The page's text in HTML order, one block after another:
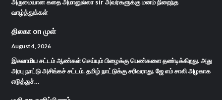
அருமையான கதை அமானுல்லா sir அவர்களுக்கு மனம் நிறைந்த
வாழ்த்துக்கள்
திலகா on முள்
August 4, 2026
இசுலாமிய சட்டம் ஆண்கள் செய்யும் பிழைக்கு பெண்களை தண்டிக்கிறது. அது
அரபு நாட்டு அசிங்கச் சட்டம். தமிழ் நாட்டுக்கு சரிவராது. ஜே எம் சாலி அழகாக
எடுத்துச்…